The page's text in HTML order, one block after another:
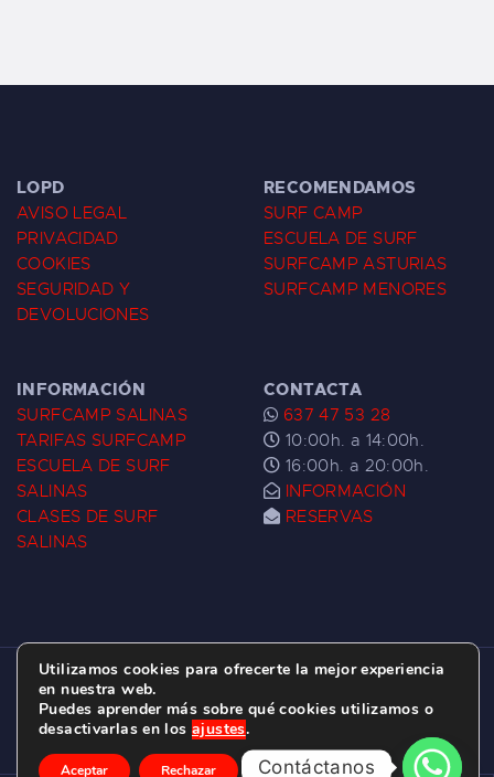
LOPD
AVISO LEGAL
PRIVACIDAD
COOKIES
SEGURIDAD Y
DEVOLUCIONES
RECOMENDAMOS
SURF CAMP
ESCUELA DE SURF
SURFCAMP ASTURIAS
SURFCAMP MENORES
INFORMACIÓN
SURFCAMP SALINAS
TARIFAS SURFCAMP
ESCUELA DE SURF
SALINAS
CLASES DE SURF
SALINAS
CONTACTA
637 47 53 28
10:00h. a 14:00h.
16:00h. a 20:00h.
INFORMACIÓN
RESERVAS
ESCUELA DE SURF LAS DUNAS ©
C/ BERNARDO ÁLVAREZ GALAN 1, SALINAS
(ASTURIAS)
Utilizamos cookies para ofrecerte la mejor experiencia
en nuestra web.
Puedes aprender más sobre qué cookies utilizamos o
desactivarlas en los ajustes.
Aceptar Rechazar Ajustes
Contáctanos